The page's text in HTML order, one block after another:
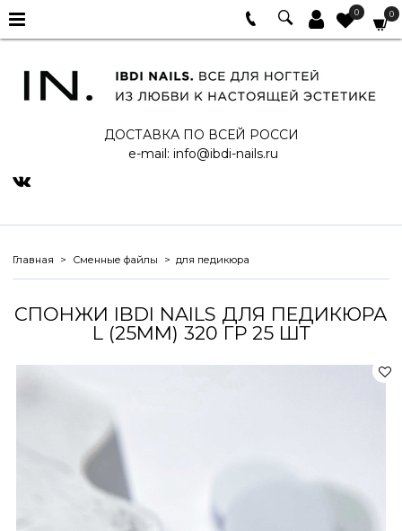
0 0
ДОСТАВКА ПО ВСЕЙ РОССИ
e-mail: info@ibdi-nails.ru
Главная Сменные файлы для педикюра
СПОНЖИ IBDI NAILS ДЛЯ ПЕДИКЮРА
L (25ММ) 320 ГР 25 ШТ